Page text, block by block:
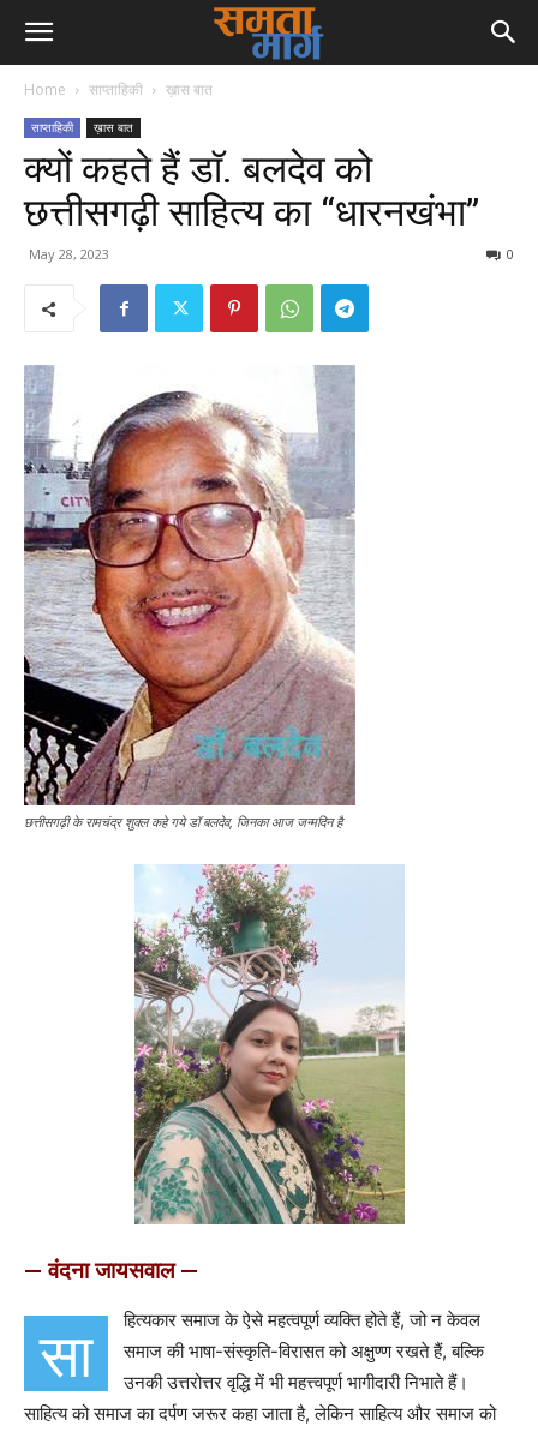
Home साप्ताहिकी ख़ास बात
साप्ताहिकी ख़ास बात
क्यों कहते हैं डाॅ. बलदेव को
छत्तीसगढ़ी साहित्य का “धारनखंभा”
May 28, 2023 0
छत्तीसगढ़ी के रामचंद्र शुक्ल कहे गये डॉ बलदेव, जिनका आज जन्मदिन है
— वंदना जायसवाल —
सा
हित्यकार समाज के ऐसे महत्वपूर्ण व्यक्ति होते हैं, जो न केवल
समाज की भाषा-संस्कृति-विरासत को अक्षुण्ण रखते हैं, बल्कि
उनकी उत्तरोत्तर वृद्धि में भी महत्त्वपूर्ण भागीदारी निभाते हैं।
साहित्य को समाज का दर्पण जरूर कहा जाता है, लेकिन साहित्य और समाज को